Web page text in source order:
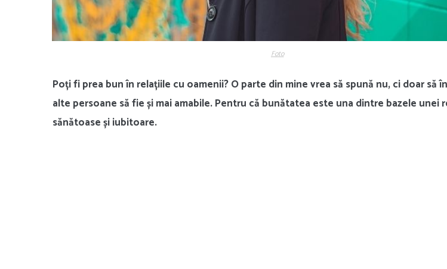
Foto
Poți fi prea bun în relațiile cu oamenii? O parte din mine vrea să spună nu, ci doar să
alte persoane să fie și mai amabile. Pentru că bunătatea este una dintre bazele unei
sănătoase și iubitoare.